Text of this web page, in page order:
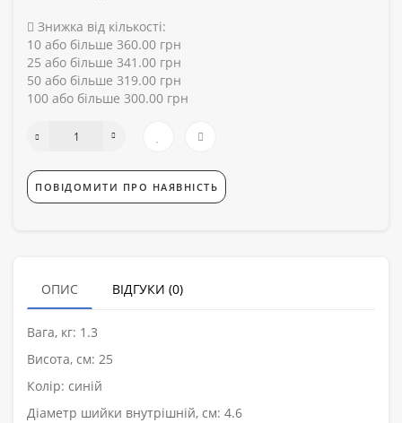
Знижка від кількості:
10 або більше 360.00 грн
25 або більше 341.00 грн
50 або більше 319.00 грн
100 або більше 300.00 грн
ПОВІДОМИТИ ПРО НАЯВНІСТЬ
ОПИС ВІДГУКИ (0)
Вага, кг: 1.3
Висота, см: 25
Колір: синій
Діаметр шийки внутрішній, см: 4.6